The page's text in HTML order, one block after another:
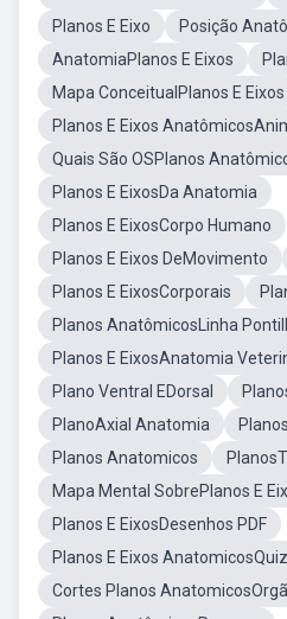
Planos E Eixo
Posição
AnatomiaPlanos E Eixos
Mapa ConceitualPlanos E Eixos
Planos E Eixos
Quais São OSPlanos
Planos E EixosDa Anatomia
Planos E EixosCorpo Humano
Planos E Eixos DeMovimento
Planos E EixosCorporais
Planos AnatômicosLinha
Planos E EixosAnatomia
Plano Ventral EDorsal
PlanoAxial Anatomia
Planos Anatomicos
Mapa Mental SobrePlanos E
Planos E EixosDesenhos PDF
Planos E Eixos AnatomicosQuiz
Cortes Planos